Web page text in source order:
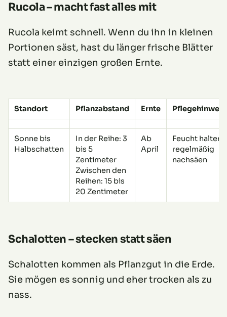
Rucola – macht fast alles mit
Rucola keimt schnell. Wenn du ihn in kleinen
Portionen säst, hast du länger frische Blätter
statt einer einzigen großen Ernte.
Standort Pflanzabstand Ernte
Sonne bis
Halbschatten
In der Reihe: 3
bis 5
Zentimeter
Zwischen den
Reihen: 15 bis
20 Zentimeter
Ab
April
Feucht halten,
regelmäßig
nachsäen
Schalotten – stecken statt säen
Schalotten kommen als Pflanzgut in die Erde.
Sie mögen es sonnig und eher trocken als zu
nass.